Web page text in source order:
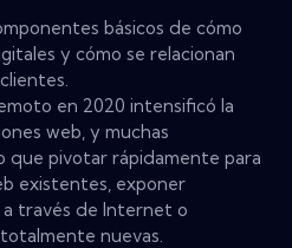
básicos de cómo
y cómo se relacionan
en 2020 intensificó la
web, y muchas
que pivotar rápidamente para
existentes, exponer
a través de Internet o
nuevas.